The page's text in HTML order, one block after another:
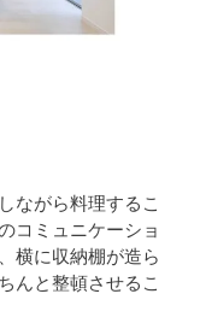
ながら料理するこ
コミュニケーショ
横に収納棚が造ら
んと整頓させるこ